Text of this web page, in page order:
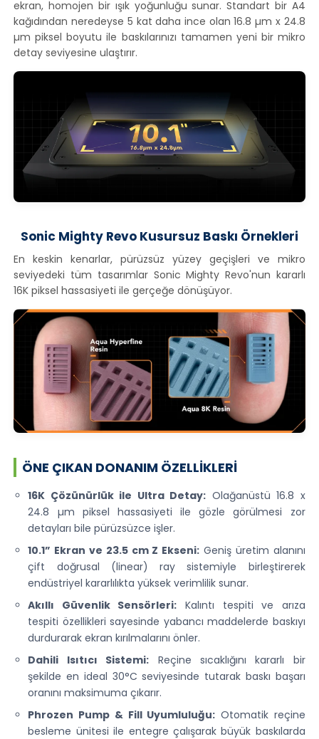
ekran, homojen bir ışık yoğunluğu sunar. Standart bir A4
kağıdından neredeyse 5 kat daha ince olan 16.8 µm x 24.8
µm piksel boyutu ile baskılarınızı tamamen yeni bir mikro
detay seviyesine ulaştırır.
Sonic Mighty Revo Kusursuz Baskı Örnekleri
En keskin kenarlar, pürüzsüz yüzey geçişleri ve mikro
seviyedeki tüm tasarımlar Sonic Mighty Revo'nun kararlı
16K piksel hassasiyeti ile gerçeğe dönüşüyor.
ÖNE ÇIKAN DONANIM ÖZELLIKLERI
16K Çözünürlük ile Ultra Detay: Olağanüstü 16.8 x
24.8 µm piksel hassasiyeti ile gözle görülmesi zor
detayları bile pürüzsüzce işler.
10.1” Ekran ve 23.5 cm Z Ekseni: Geniş üretim alanını
çift doğrusal (linear) ray sistemiyle birleştirerek
endüstriyel kararlılıkta yüksek verimlilik sunar.
Akıllı Güvenlik Sensörleri: Kalıntı tespiti ve arıza
tespiti özellikleri sayesinde yabancı maddelerde baskıyı
durdurarak ekran kırılmalarını önler.
Dahili Isıtıcı Sistemi: Reçine sıcaklığını kararlı bir
şekilde en ideal 30°C seviyesinde tutarak baskı başarı
oranını maksimuma çıkarır.
Phrozen Pump & Fill Uyumluluğu: Otomatik reçine
besleme ünitesi ile entegre çalışarak büyük baskılarda